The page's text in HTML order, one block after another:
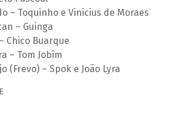
– Toquinho e Vinicius de Moraes
– Guinga
Chico Buarque
– Tom Jobim
(Frevo) – Spok e João Lyra